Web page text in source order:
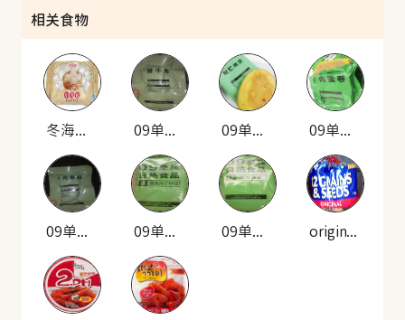
相关食物
冬海娇 鲜肉小笼包 09单兵 自热米饭套餐(酱牛肉) 09单兵 自热米饭套餐(耐贮烤饼) 09单兵 自热米饭套餐(牛肉蛋卷)
09单兵 自热米饭套餐(牛肉香肠) 09单兵 自热食品(雪菜肉丁炒饭) 09单兵 自热食品(羊肉拌面) original 12种谷物种子的面包